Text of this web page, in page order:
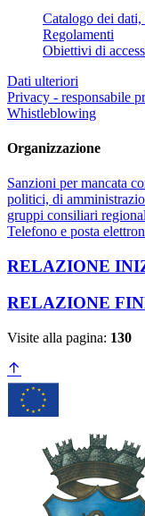
Catalogo dei dati,
Regolamenti
Obiettivi di
Dati ulteriori
Privacy - responsabile
Whistleblowing
Organizzazione
Sanzioni per mancata
politici, di
gruppi consiliari
Telefono e posta
RELAZIONE
RELAZIONE
Visite alla pagina: 130